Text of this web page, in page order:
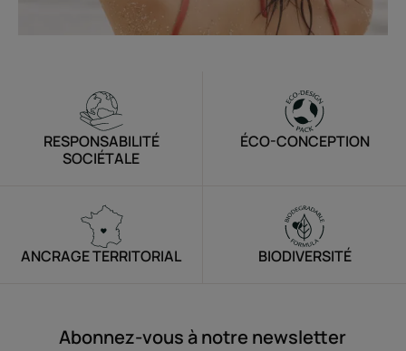
RESPONSABILITÉ
SOCIÉTALE
ÉCO-CONCEPTION
ANCRAGE TERRITORIAL BIODIVERSITÉ
Abonnez-vous à notre newsletter